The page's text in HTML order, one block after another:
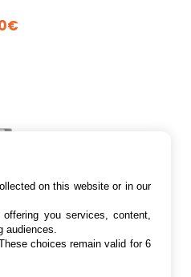
on this website or in our
you services, content,
audiences.
choices remain valid for 6